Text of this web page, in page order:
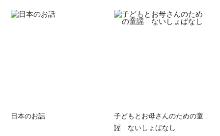
日本のお話
子どもとお母さんのための童
謡 ないしょばなし